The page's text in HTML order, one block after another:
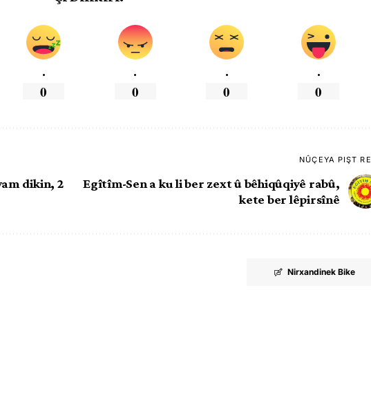
.
0
.
0
.
0
.
0
dikin, 2
NÛÇEYA PIŞT RE
Egîtîm-Sen a ku li ber zext û bêhiqûqiyê rabû,
kete ber lêpirsînê
Nirxandinek Bike